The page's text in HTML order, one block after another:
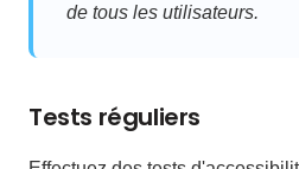
de tous les utilisateurs.
Tests réguliers